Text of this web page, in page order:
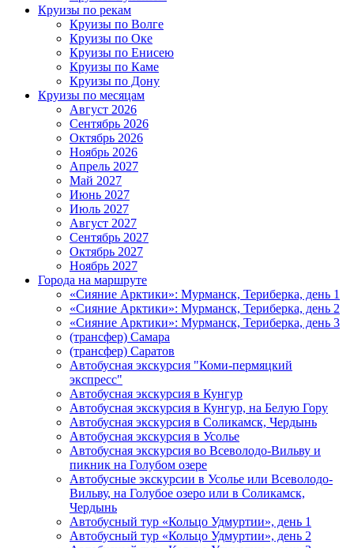
Круизы по рекам
Круизы по Волге
Круизы по Оке
Круизы по Енисею
Круизы по Каме
Круизы по Дону
Круизы по месяцам
Август 2026
Сентябрь 2026
Октябрь 2026
Ноябрь 2026
Апрель 2027
Май 2027
Июнь 2027
Июль 2027
Август 2027
Сентябрь 2027
Октябрь 2027
Ноябрь 2027
Города на маршруте
«Сияние Арктики»: Мурманск, Териберка, день 1
«Сияние Арктики»: Мурманск, Териберка, день 2
«Сияние Арктики»: Мурманск, Териберка, день 3
(трансфер) Самара
(трансфер) Саратов
Автобусная экскурсия "Коми-пермяцкий
экспресс"
Автобусная экскурсия в Кунгур
Автобусная экскурсия в Кунгур, на Белую Гору
Автобусная экскурсия в Соликамск, Чердынь
Автобусная экскурсия в Усолье
Автобусная экскурсия во Всеволодо-Вильву и
пикник на Голубом озере
Автобусные экскурсии в Усолье или Всеволодо-
Вильву, на Голубое озеро или в Соликамск,
Чердынь
Автобусный тур «Кольцо Удмуртии», день 1
Автобусный тур «Кольцо Удмуртии», день 2